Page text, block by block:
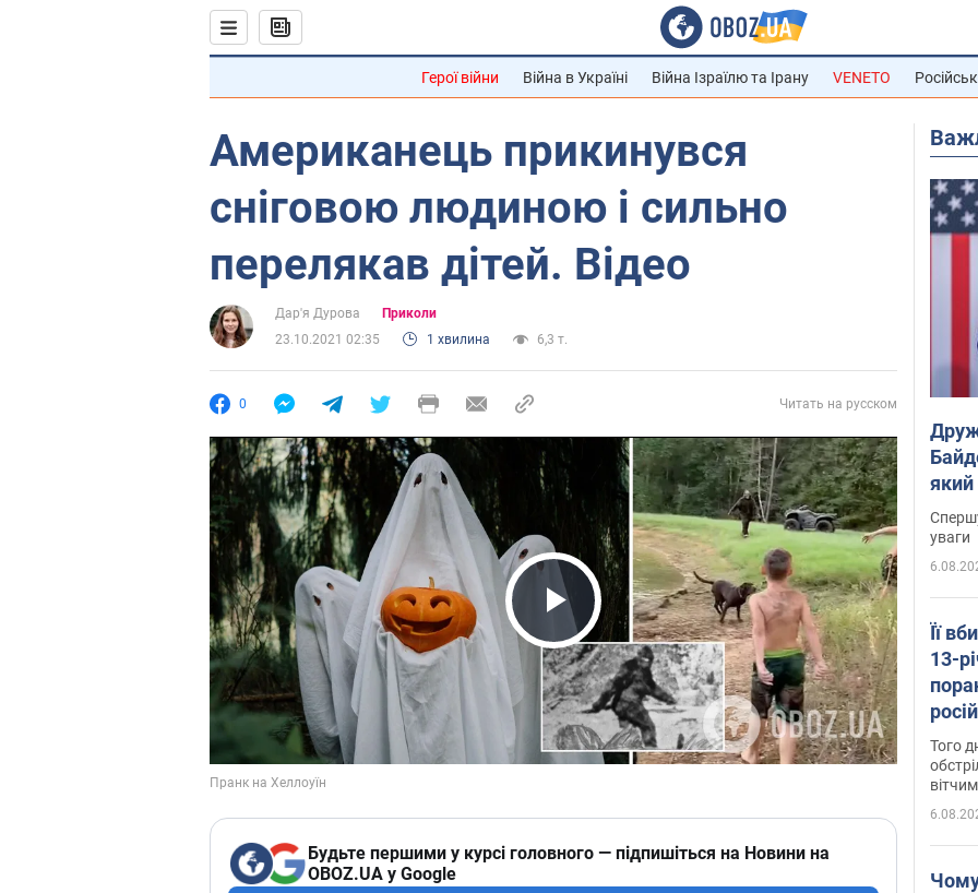
Герої війни Війна в Україні Війна Ізраїлю та Ірану VENETO
Американець прикинувся
сніговою людиною і сильно
перелякав дітей. Відео
Дар'я Дурова
Приколи
23.10.2021 02:35
1 хвилина 6,3 т.
0 Читать на русском
Play Video
Будьте першими у курсі головного — підпишіться на Новини на
OBOZ.UA у Google
який
уваги
Її
13-
Того